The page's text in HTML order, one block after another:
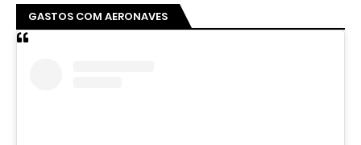
GASTOS COM AERONAVES